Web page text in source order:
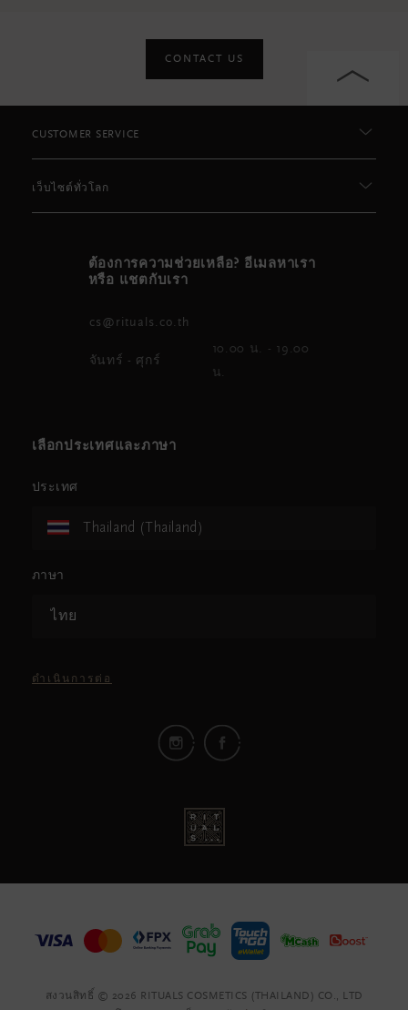
CONTACT US
CUSTOMER SERVICE
เว็บไซต์ทั่วโลก
ต้องการความช่วยเหลือ? อีเมลหาเรา
หรือ แชตกับเรา
cs@rituals.co.th
จันทร์ - ศุกร์
10.00 น. - 19.00
น.
เลือกประเทศและภาษา
ประเทศ
Thailand (Thailand)
ภาษา
ไทย
ดำเนินการต่อ
สงวนสิทธิ์ © 2026 RITUALS COSMETICS (THAILAND) CO., LTD